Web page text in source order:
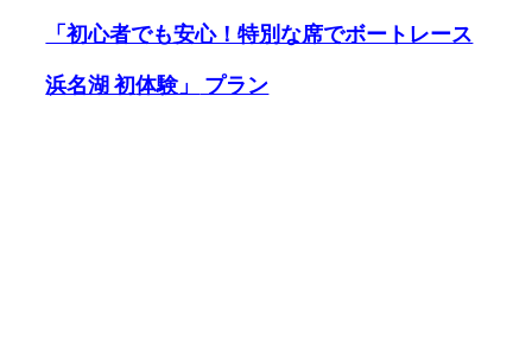
「初心者でも安心！特別な席でボートレース
浜名湖 初体験」 プラン